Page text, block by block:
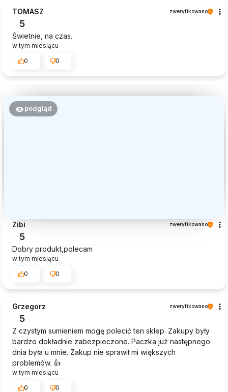
TOMASZ zweryfikowano
5
Świetnie, na czas.
w tym miesiącu
0
0
podgląd
Zibi zweryfikowano
5
Dobry produkt,polecam
w tym miesiącu
0
0
Grzegorz zweryfikowano
5
Z czystym sumieniem mogę polecić ten sklep. Zakupy były
bardzo dokładnie zabezpieczone. Paczka już następnego
dnia była u mnie. Zakup nie sprawił mi większych
problemów. 👍️
w tym miesiącu
0
0